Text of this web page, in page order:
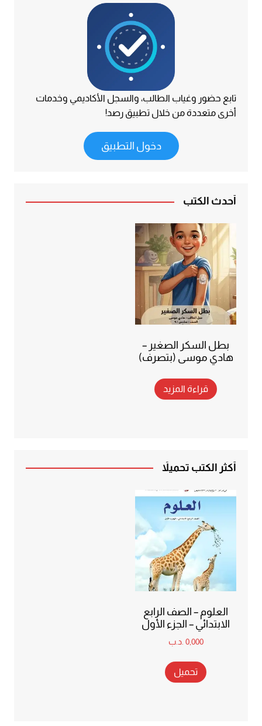
تابع حضور وغياب الطالب، والسجل الأكاديمي وخدمات
أخرى متعددة من خلال تطبيق رصد!
دخول التطبيق
أحدث الكتب
بطل السكر الصغير –
هادي موسى (بتصرف)
قراءة المزيد
أكثر الكتب تحميلاً
العلوم – الصف الرابع
الابتدائي – الجزء الأول
0,000 .د.ب
تحميل